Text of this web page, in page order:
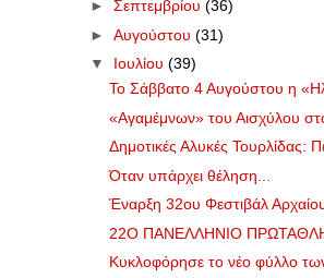
► Σεπτεμβρίου (36)
► Αυγούστου (31)
▼ Ιουλίου (39)
Το Σάββατο 4 Αυγούστου η
«Αγαμέμνων» του Αισχύλου
Δημοτικές Αλυκές Τουρλίδας:
Όταν υπάρχει θέληση...
Έναρξη 32ου Φεστιβάλ
22Ο ΠΑΝΕΛΛΗΝΙΟ
Κυκλοφόρησε το νέο φύλλο